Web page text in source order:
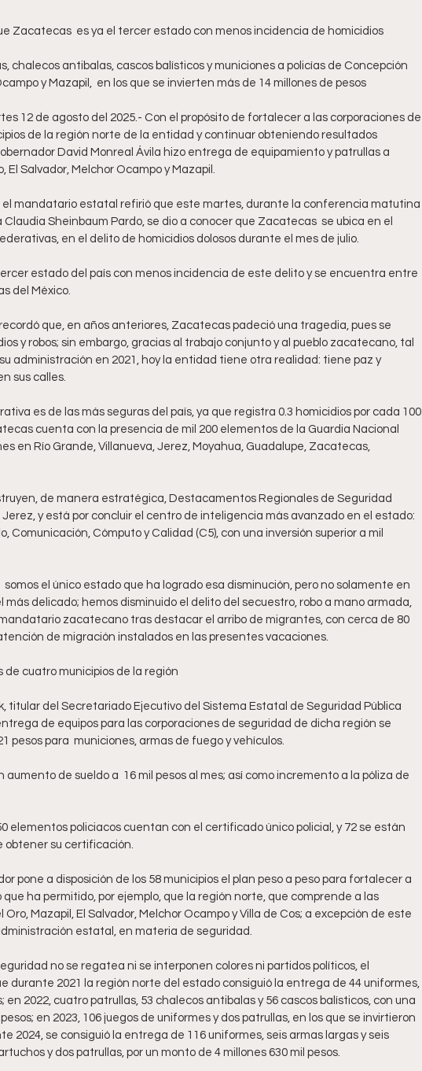
y Mazapil,  en los que se invierten más de 14 millones de pesos
12 de agosto del 2025.- Con el propósito de fortalecer a las corporaciones de
de la región norte de la entidad y continuar obteniendo resultados
David Monreal Ávila hizo entrega de equipamiento y patrullas a
El Salvador, Melchor Ocampo y Mazapil.
el mandatario estatal refirió que este martes, durante la conferencia matutina
Sheinbaum Pardo, se dio a conocer que Zacatecas  se ubica en el
en el delito de homicidios dolosos durante el mes de julio.
estado del país con menos incidencia de este delito y se encuentra entre
del México.
que, en años anteriores, Zacatecas padeció una tragedia, pues se
y robos; sin embargo, gracias al trabajo conjunto y al pueblo zacatecano, tal
administración en 2021, hoy la entidad tiene otra realidad: tiene paz y
sus calles.
es de las más seguras del país, ya que registra 0.3 homicidios por cada 100
cuenta con la presencia de mil 200 elementos de la Guardia Nacional
en Río Grande, Villanueva, Jerez, Moyahua, Guadalupe, Zacatecas,
de manera estratégica, Destacamentos Regionales de Seguridad
Jerez, y está por concluir el centro de inteligencia más avanzado en el estado:
Comunicación, Cómputo y Calidad (C5), con una inversión superior a mil
somos el único estado que ha logrado esa disminución, pero no solamente en
más delicado; hemos disminuido el delito del secuestro, robo a mano armada,
zacatecano tras destacar el arribo de migrantes, con cerca de 80
de migración instalados en las presentes vacaciones.
de cuatro municipios de la región
titular del Secretariado Ejecutivo del Sistema Estatal de Seguridad Pública
de equipos para las corporaciones de seguridad de dicha región se
pesos para  municiones, armas de fuego y vehículos.
aumento de sueldo a  16 mil pesos al mes; así como incremento a la póliza de
elementos policiacos cuentan con el certificado único policial, y 72 se están
obtener su certificación.
pone a disposición de los 58 municipios el plan peso a peso para fortalecer a
que ha permitido, por ejemplo, que la región norte, que comprende a las
Mazapil, El Salvador, Melchor Ocampo y Villa de Cos; a excepción de este
estatal, en materia de seguridad.
no se regatea ni se interponen colores ni partidos políticos, el
durante 2021 la región norte del estado consiguió la entrega de 44 uniformes,
en 2022, cuatro patrullas, 53 chalecos antibalas y 56 cascos balísticos, con una
en 2023, 106 juegos de uniformes y dos patrullas, en los que se invirtieron
2024, se consiguió la entrega de 116 uniformes, seis armas largas y seis
y dos patrullas, por un monto de 4 millones 630 mil pesos.